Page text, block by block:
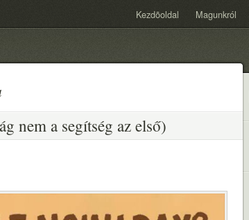
Kezdõoldal Magunkról
nem a segítség az első)